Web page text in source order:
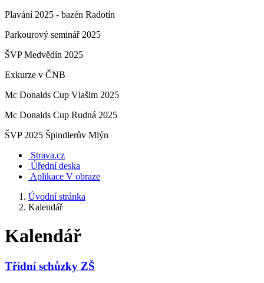
Plavání 2025 - bazén Radotín
Parkourový seminář 2025
ŠVP Medvědín 2025
Exkurze v ČNB
Mc Donalds Cup Vlašim 2025
Mc Donalds Cup Rudná 2025
ŠVP 2025 Špindlerův Mlýn
Strava.cz
Úřední deska
Aplikace V obraze
Úvodní stránka
Kalendář
Kalendář
Třídní schůzky ZŠ